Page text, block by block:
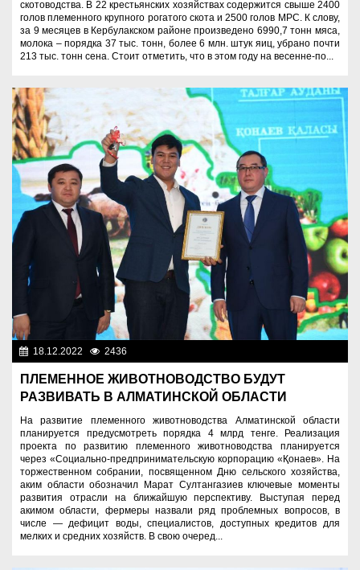
скотоводства. В 22 крестьянских хозяйствах содержится свыше 2400
голов племенного крупного рогатого скота и 2500 голов МРС. К слову,
за 9 месяцев в Кербулакском районе произведено 6990,7 тонн мяса,
молока – порядка 37 тыс. тонн, более 6 млн. штук яиц, убрано почти
213 тыс. тонн сена. Стоит отметить, что в этом году на весенне-по...
18.12.2022 2436
ПЛЕМЕННОЕ ЖИВОТНОВОДСТВО БУДУТ
РАЗВИВАТЬ В АЛМАТИНСКОЙ ОБЛАСТИ
На развитие племенного животноводства Алматинской области
планируется предусмотреть порядка 4 млрд тенге. Реализация
проекта по развитию племенного животноводства планируется
через «Социально-предпринимательскую корпорацию «Қонаев». На
торжественном собрании, посвященном Дню сельского хозяйства,
аким области обозначил Марат Султангазиев ключевые моменты
развития отрасли на ближайшую перспективу. Выступая перед
акимом области, фермеры назвали ряд проблемных вопросов, в
числе — дефицит воды, специалистов, доступных кредитов для
мелких и средних хозяйств. В свою очеред...